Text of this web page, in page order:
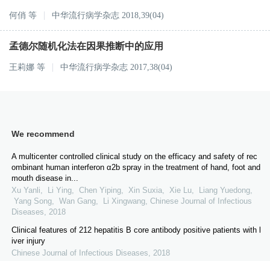
何俏 等 中华流行病学杂志 2018,39(04)
孟德尔随机化法在因果推断中的应用
王莉娜 等 中华流行病学杂志 2017,38(04)
We recommend
A multicenter controlled clinical study on the efficacy and safety of rec
ombinant human interferon α2b spray in the treatment of hand, foot and
mouth disease in...
Xu Yanli, Li Ying, Chen Yiping, Xin Suxia, Xie Lu, Liang Yuedong,
Yang Song, Wan Gang, Li Xingwang Chinese Journal of Infectious
Diseases
2018
Clinical features of 212 hepatitis B core antibody positive patients with l
iver injury
Chinese Journal of Infectious Diseases
2018